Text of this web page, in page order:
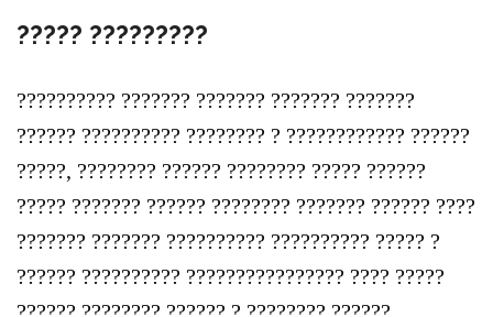
????? ?????????
?????????? ??????? ??????? ??????? ???????
?????? ?????????? ???????? ? ???????????? ??????
?????, ???????? ?????? ???????? ????? ??????
????? ??????? ?????? ???????? ??????? ?????? ????
??????? ??????? ?????????? ?????????? ????? ?
?????? ?????????? ???????????????? ???? ?????
?????? ???????? ?????? ? ???????? ??????